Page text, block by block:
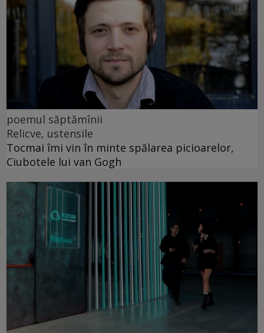
poemul săptămînii
Relicve, ustensile
Tocmai îmi vin în minte spălarea picioarelor,
Ciubotele lui van Gogh